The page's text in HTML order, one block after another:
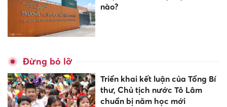
nào?
Đừng bỏ lỡ
Triển khai kết luận của Tổng Bí
thư, Chủ tịch nước Tô Lâm
chuẩn bị năm học mới